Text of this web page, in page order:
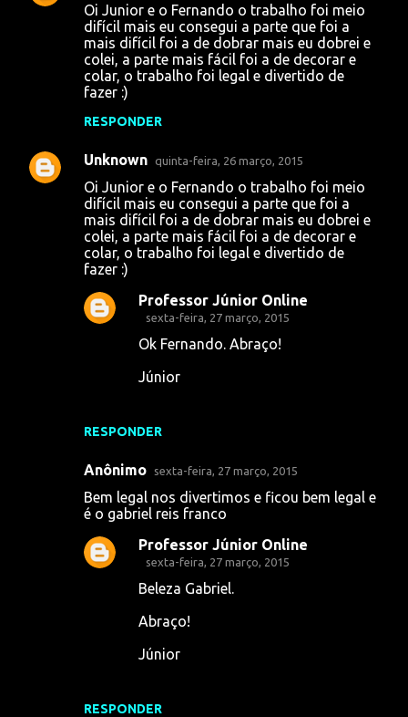
Oi Junior e o Fernando o trabalho foi meio
difícil mais eu consegui a parte que foi a
mais difícil foi a de dobrar mais eu dobrei e
colei, a parte mais fácil foi a de decorar e
colar, o trabalho foi legal e divertido de
fazer :)
RESPONDER
Unknown quinta-feira, 26 março, 2015
Oi Junior e o Fernando o trabalho foi meio
difícil mais eu consegui a parte que foi a
mais difícil foi a de dobrar mais eu dobrei e
colei, a parte mais fácil foi a de decorar e
colar, o trabalho foi legal e divertido de
fazer :)
RESPONDER
Professor Júnior Online
sexta-feira, 27 março, 2015
Ok Fernando. Abraço!
Júnior
Anônimo sexta-feira, 27 março, 2015
Bem legal nos divertimos e ficou bem legal e
é o gabriel reis franco
RESPONDER
Professor Júnior Online
sexta-feira, 27 março, 2015
Beleza Gabriel.
Abraço!
Júnior